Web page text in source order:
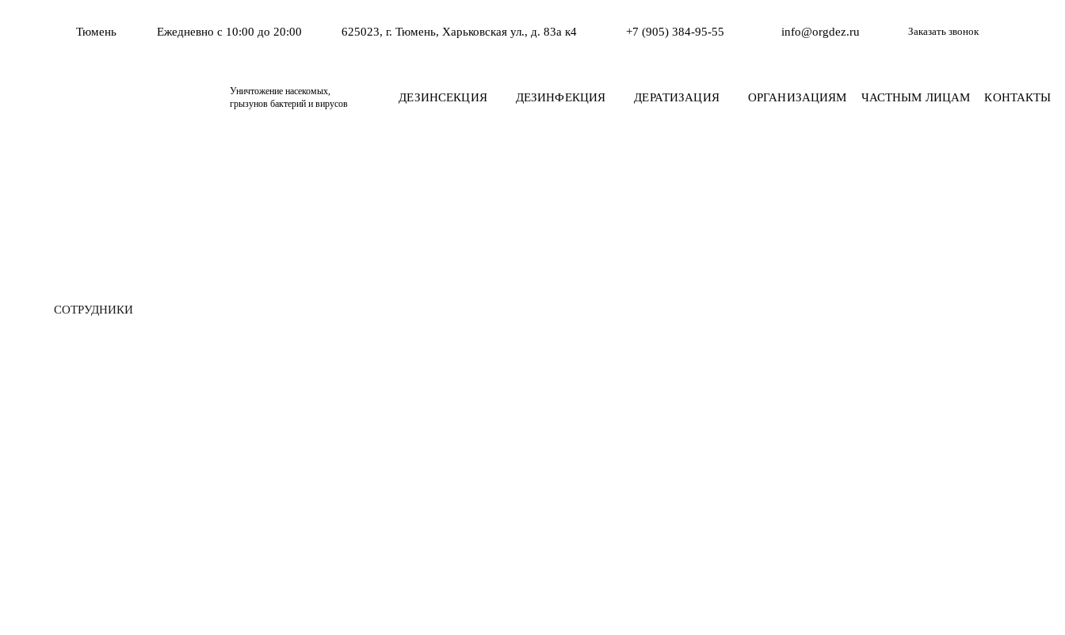
Тюмень Ежедневно с 10:00 до 20:00 625023, г. Тюмень, Харьковская ул., д. 83а к4 +7 (905) 384-95-55 info@orgdez.ru Заказать звонок
Уничтожение насекомых,
грызунов бактерий и вирусов
ДЕЗИНСЕКЦИЯ ДЕЗИНФЕКЦИЯ ДЕРАТИЗАЦИЯ ОРГАНИЗАЦИЯМ ЧАСТНЫМ ЛИЦАМ КОНТАКТЫ
СОТРУДНИКИ